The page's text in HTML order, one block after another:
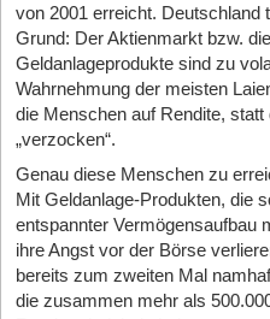
von 2001 erreicht. Deutschland
Grund: Der Aktienmarkt bzw.
Geldanlageprodukte sind zu
Wahrnehmung der meisten
die Menschen auf Rendite,
„verzocken“.
Genau diese Menschen zu
Mit Geldanlage-Produkten, die
entspannter Vermögensaufbau
ihre Angst vor der Börse
bereits zum zweiten Mal
die zusammen mehr als